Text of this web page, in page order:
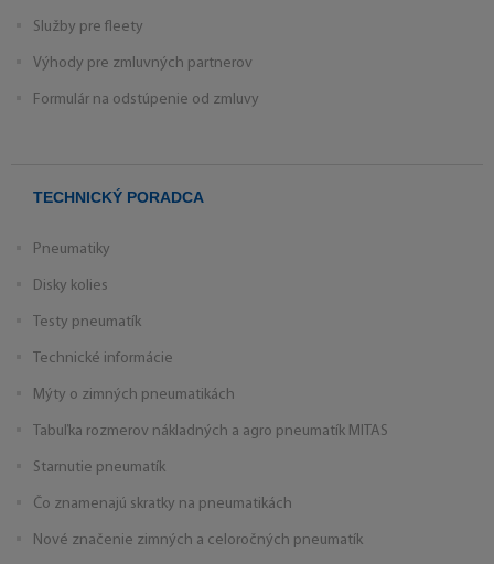
Služby pre fleety
Výhody pre zmluvných partnerov
Formulár na odstúpenie od zmluvy
TECHNICKÝ PORADCA
Pneumatiky
Disky kolies
Testy pneumatík
Technické informácie
Mýty o zimných pneumatikách
Tabuľka rozmerov nákladných a agro pneumatík MITAS
Starnutie pneumatík
Čo znamenajú skratky na pneumatikách
Nové značenie zimných a celoročných pneumatík